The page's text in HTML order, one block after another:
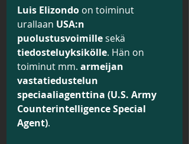
Luis Elizondo on toiminut
urallaan USA:n
puolustusvoimille sekä
tiedosteluyksikölle. Hän on
toiminut mm. armeijan
vastatiedustelun
speciaaliagenttina (U.S. Army
Counterintelligence Special
Agent).